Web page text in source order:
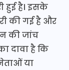
हुई है। इसके
की गई है और
की जांच
दावा है कि
या